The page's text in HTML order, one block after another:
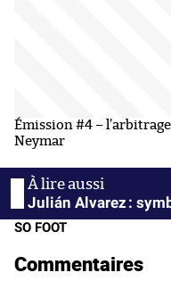
Émission #4 –
Neymar
Julián Alvarez :
SO FOOT
Commentaires